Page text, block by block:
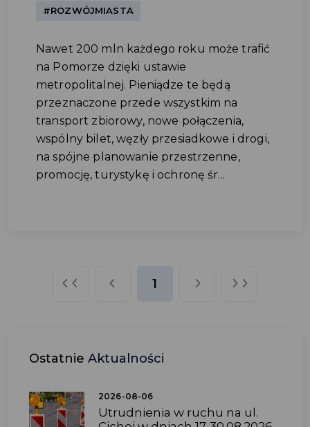
#ROZWÓJMIASTA
Nawet 200 mln każdego roku może trafić
na Pomorze dzięki ustawie
metropolitalnej. Pieniądze te będą
przeznaczone przede wszystkim na
transport zbiorowy, nowe połączenia,
wspólny bilet, węzły przesiadkowe i drogi,
na spójne planowanie przestrzenne,
promocję, turystykę i ochronę śr...
1
Ostatnie Aktualności
2026-08-06
Utrudnienia w ruchu na ul.